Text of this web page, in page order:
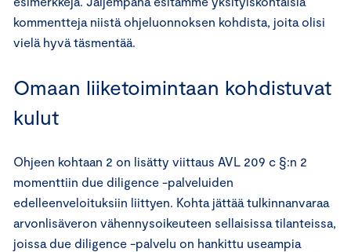
kommentteja niistä ohjeluonnoksen kohdista, joita olisi
vielä hyvä täsmentää.
Omaan liiketoimintaan kohdistuvat
kulut
Ohjeen kohtaan 2 on lisätty viittaus AVL 209 c §:n 2
momenttiin due diligence -palveluiden
edelleenveloituksiin liittyen. Kohta jättää tulkinnanvaraa
arvonlisäveron vähennysoikeuteen sellaisissa tilanteissa,
joissa due diligence -palvelu on hankittu useampia